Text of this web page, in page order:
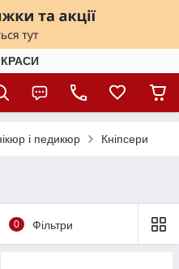
КРАСИ
і педикюр Кніпсери
0 Фільтри